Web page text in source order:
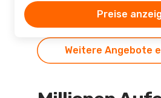
Preise
Weitere Angebote